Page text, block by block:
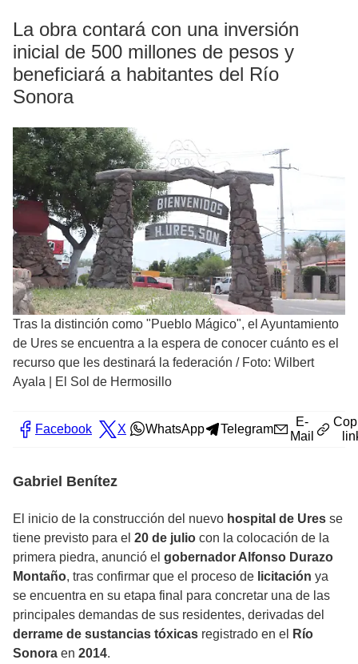
La obra contará con una inversión
inicial de 500 millones de pesos y
beneficiará a habitantes del Río
Sonora
Tras la distinción como "Pueblo Mágico", el Ayuntamiento
de Ures se encuentra a la espera de conocer cuánto es el
recurso que les destinará la federación / Foto: Wilbert
Ayala | El Sol de Hermosillo
Facebook X WhatsApp Telegram
E-
Mail
Gabriel Benítez
El inicio de la construcción del nuevo hospital de Ures se
tiene previsto para el 20 de julio con la colocación de la
primera piedra, anunció el gobernador Alfonso Durazo
Montaño, tras confirmar que el proceso de licitación ya
se encuentra en su etapa final para concretar una de las
principales demandas de sus residentes, derivadas del
derrame de sustancias tóxicas registrado en el
Río
Sonora en 2014.